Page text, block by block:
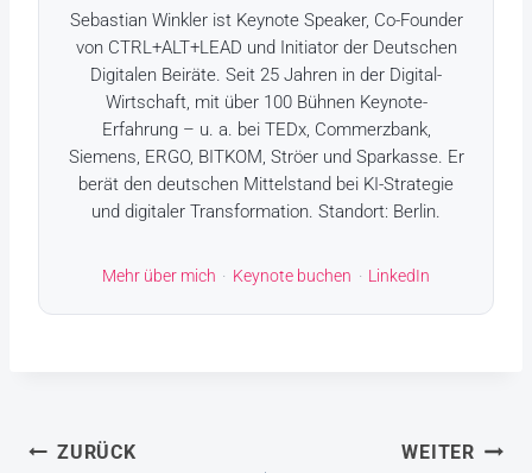
Sebastian Winkler ist Keynote Speaker, Co-Founder
von CTRL+ALT+LEAD und Initiator der Deutschen
Digitalen Beiräte. Seit 25 Jahren in der Digital-
Wirtschaft, mit über 100 Bühnen Keynote-
Erfahrung – u. a. bei TEDx, Commerzbank,
Siemens, ERGO, BITKOM, Ströer und Sparkasse. Er
berät den deutschen Mittelstand bei KI-Strategie
und digitaler Transformation. Standort: Berlin.
Mehr über mich · Keynote buchen · LinkedIn
Beitragsnavigation
ZURÜCK WEITER